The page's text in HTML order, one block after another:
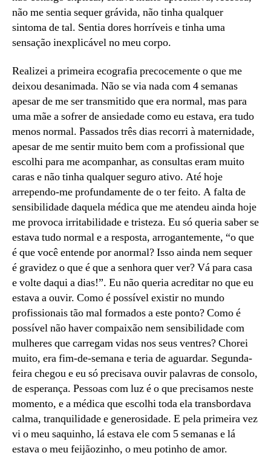
não me sentia sequer grávida, não tinha qualquer
sintoma de tal. Sentia dores horríveis e tinha uma
sensação inexplicável no meu corpo.
Realizei a primeira ecografia precocemente o que me
deixou desanimada. Não se via nada com 4 semanas
apesar de me ser transmitido que era normal, mas para
uma mãe a sofrer de ansiedade como eu estava, era tudo
menos normal. Passados três dias recorri à maternidade,
apesar de me sentir muito bem com a profissional que
escolhi para me acompanhar, as consultas eram muito
caras e não tinha qualquer seguro ativo. Até hoje
arrependo-me profundamente de o ter feito. A falta de
sensibilidade daquela médica que me atendeu ainda hoje
me provoca irritabilidade e tristeza. Eu só queria saber se
estava tudo normal e a resposta, arrogantemente, “o que
é que você entende por anormal? Isso ainda nem sequer
é gravidez o que é que a senhora quer ver? Vá para casa
e volte daqui a dias!”. Eu não queria acreditar no que eu
estava a ouvir. Como é possível existir no mundo
profissionais tão mal formados a este ponto? Como é
possível não haver compaixão nem sensibilidade com
mulheres que carregam vidas nos seus ventres? Chorei
muito, era fim-de-semana e teria de aguardar. Segunda-
feira chegou e eu só precisava ouvir palavras de consolo,
de esperança. Pessoas com luz é o que precisamos neste
momento, e a médica que escolhi toda ela transbordava
calma, tranquilidade e generosidade. E pela primeira vez
vi o meu saquinho, lá estava ele com 5 semanas e lá
estava o meu feijãozinho, o meu potinho de amor.